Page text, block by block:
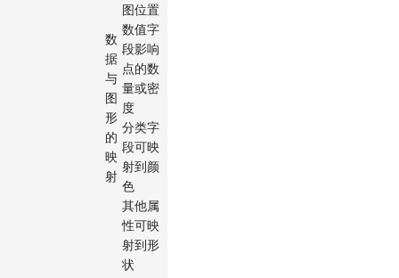
数
据
与
图
形
的
映
射
图位置
数值字
段影响
点的数
量或密
度
分类字
段可映
射到颜
色
其他属
性可映
射到形
状